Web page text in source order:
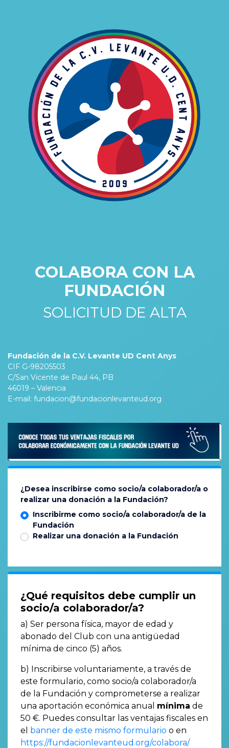
COLABORA CON LA
FUNDACIÓN
SOLICITUD DE ALTA
Fundación de la C.V. Levante UD Cent Anys
CIF G-98205503
C/San Vicente de Paul 44, PB
46019 – Valencia
E-mail: fundacion@fundacionlevanteud.org
¿Desea inscribirse como socio/a colaborador/a o
realizar una donación a la Fundación?
Inscribirme como socio/a colaborador/a de la
Fundación
Realizar una donación a la Fundación
¿Qué requisitos debe cumplir un
socio/a colaborador/a?
a) Ser persona física, mayor de edad y
abonado del Club con una antigüedad
mínima de cinco (5) años.
b) Inscribirse voluntariamente, a través de
este formulario, como socio/a colaborador/a
de la Fundación y comprometerse a realizar
una aportación económica anual mínima de
50 €. Puedes consultar las ventajas fiscales en
el banner de este mismo formulario o en
https://fundacionlevanteud.org/colabora/